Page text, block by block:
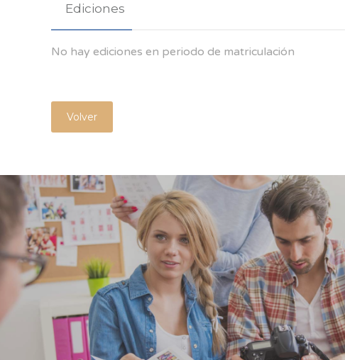
Ediciones
No hay ediciones en periodo de matriculación
Volver